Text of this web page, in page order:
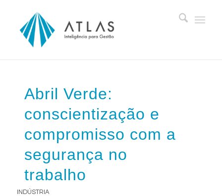
Abril Verde:
conscientização e
compromisso com a
segurança no
trabalho
INDÚSTRIA